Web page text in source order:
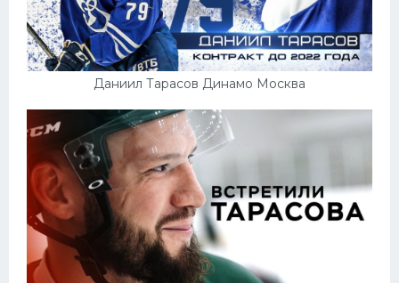
Даниил Тарасов Динамо Москва